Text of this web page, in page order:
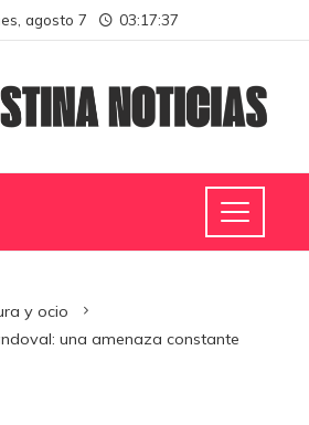
agosto 7 03:17:38
y ocio
una amenaza constante